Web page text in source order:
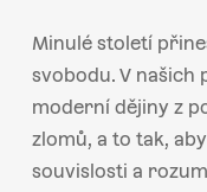
Minulé století
svobodu. V našich
moderní dějiny z
zlomů, a to tak,
souvislosti a